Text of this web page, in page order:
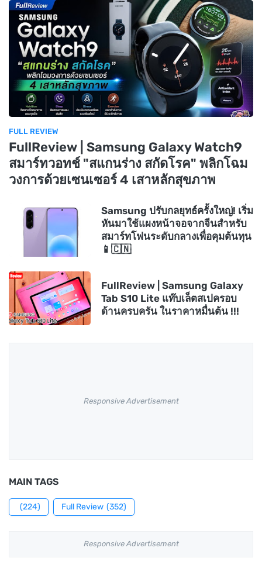
FULL REVIEW
FullReview | Samsung Galaxy Watch9
สมาร์ทวอทช์ "สแกนร่าง สกัดโรค" พลิกโฉม
วงการด้วยเซนเซอร์ 4 เสาหลักสุขภาพ
Samsung ปรับกลยุทธ์ครั้งใหญ่! เริ่ม
หันมาใช้แผงหน้าจอจากจีนสำหรับ
สมาร์ทโฟนระดับกลางเพื่อคุมต้นทุน
📱🇨🇳
FullReview | Samsung Galaxy
Tab S10 Lite แท๊บเล็ตสเปครอบ
ด้านครบครัน ในราคาหมื่นต้น !!!
Responsive Advertisement
MAIN TAGS
(224) Full Review (352)
Responsive Advertisement